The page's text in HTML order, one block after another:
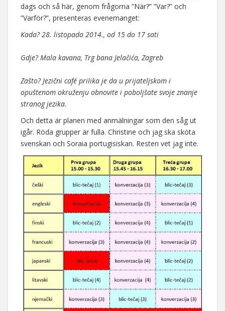
dags och så här, genom frågorna ”När?” ”Var?” och
”Varför?”, presenteras evenemanget:
Kada? 28. listopada 2014., od 15 do 17 sati
Gdje? Mala kavana, Trg bana Jelačića, Zagreb
Zašto? Jezični café prilika je da u prijateljskom i
opuštenom okruženju obnovite i poboljšate svoje znanje
stranog jezika.
Och detta är planen med anmälningar som den såg ut
igår. Röda grupper är fulla. Christine och jag ska sköta
svenskan och Soraia portugisiskan. Resten vet jag inte.